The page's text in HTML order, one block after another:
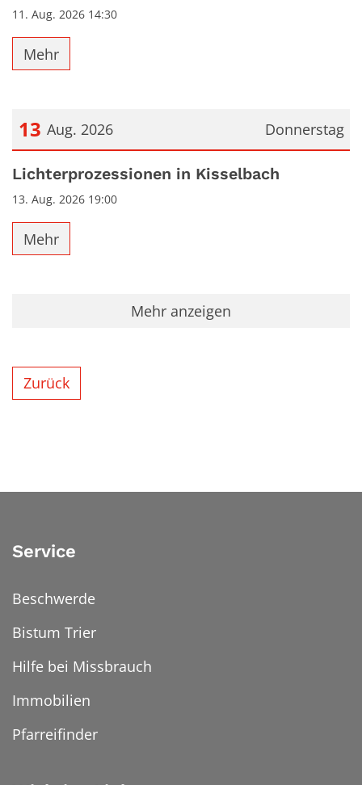
11. Aug. 2026 14:30
Mehr
Donnerstag
13 Aug. 2026
Datum: 13. August 2026
Lichterprozessionen in Kisselbach
13. Aug. 2026 19:00
Mehr
Mehr anzeigen
Zurück
Service
Beschwerde
Bistum Trier
Hilfe bei Missbrauch
Immobilien
Pfarreifinder